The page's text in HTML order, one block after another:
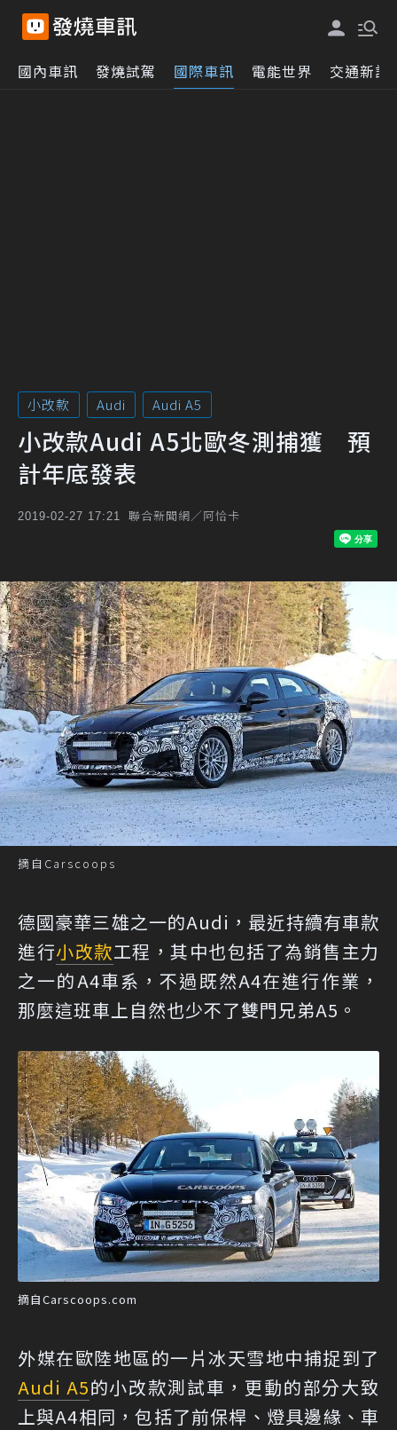
國內車訊 發燒試駕 國際車訊 電能世界 交通新訊
小改款 Audi Audi A5
小改款Audi A5北歐冬測捕獲 預
計年底發表
2019-02-27 17:21 聯合新聞網／阿恰卡
摘自Carscoops
德國豪華三雄之一的Audi，最近持續有車款
進行小改款工程，其中也包括了為銷售主力
之一的A4車系，不過既然A4在進行作業，
那麼這班車上自然也少不了雙門兄弟A5。
摘自Carscoops.com
外媒在歐陸地區的一片冰天雪地中捕捉到了
Audi A5的小改款測試車，更動的部分大致
上與A4相同，包括了前保桿、燈具邊緣、車